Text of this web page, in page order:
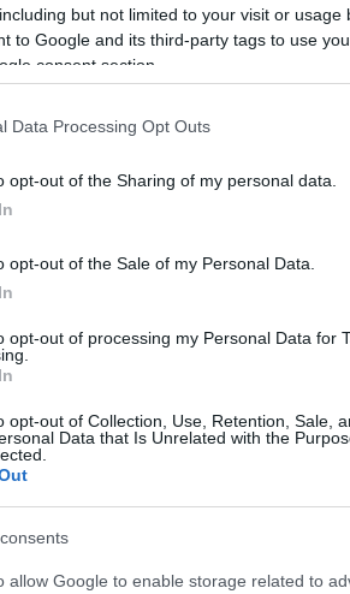
but not limited to your visit or
to Google and its third-party tags to use
consent section.
Data Processing Opt Outs
opt-out of the Sharing of my personal data.
opt-out of the Sale of my Personal Data.
opt-out of processing my Personal Data for
opt-out of Collection, Use, Retention, Sale,
Data that Is Unrelated with the
allow Google to enable storage related to
a helyiek azzal szembesültek,
lakó tinédzserek
akkor azt, hogy
állványzat és ponyva
a
vállalat végezte el a